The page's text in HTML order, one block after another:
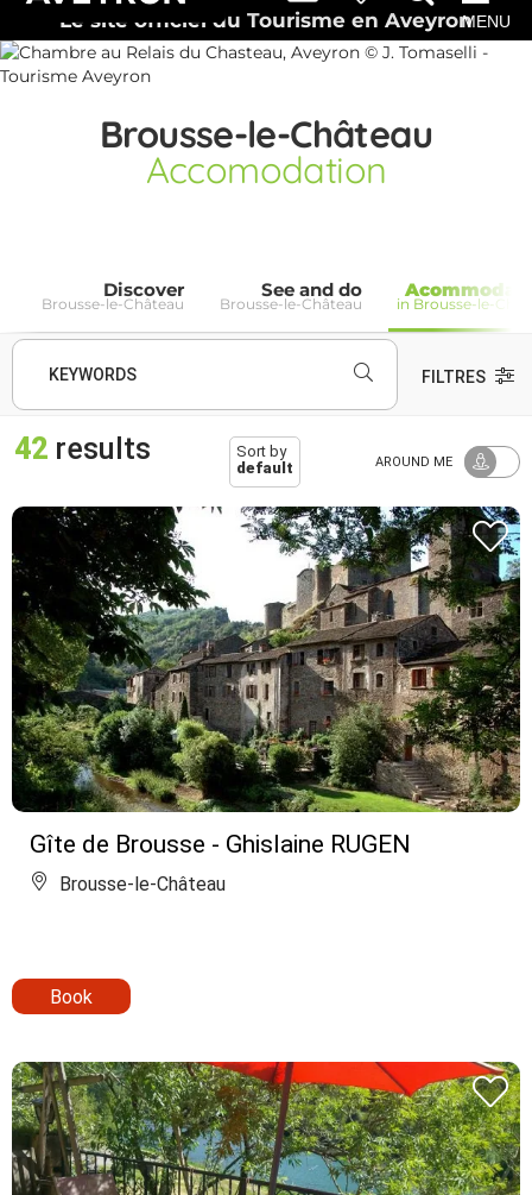
Le site officiel du Tourisme en AveyronMENU
Brousse-le-Château
Accomodation
Discover
Brousse-le-Château
See and do
Brousse-le-Château in Brousse-le-
KEYWORDS FILTRES
42 results
Sort by
default
AROUND ME
Gîte de Brousse - Ghislaine RUGEN
Brousse-le-Château
Book